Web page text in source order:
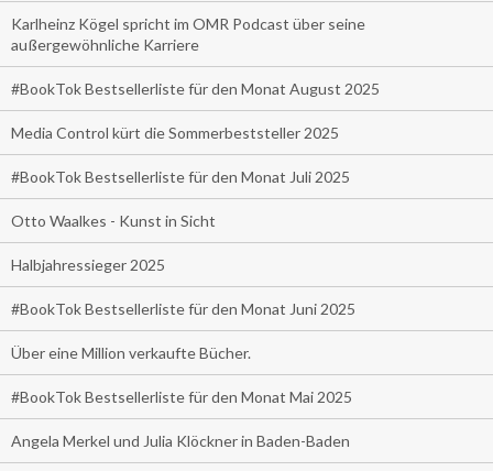
Karlheinz Kögel spricht im OMR Podcast über seine
außergewöhnliche Karriere
#BookTok Bestsellerliste für den Monat August 2025
Media Control kürt die Sommerbeststeller 2025
#BookTok Bestsellerliste für den Monat Juli 2025
Otto Waalkes - Kunst in Sicht
Halbjahressieger 2025
#BookTok Bestsellerliste für den Monat Juni 2025
Über eine Million verkaufte Bücher.
#BookTok Bestsellerliste für den Monat Mai 2025
Angela Merkel und Julia Klöckner in Baden-Baden